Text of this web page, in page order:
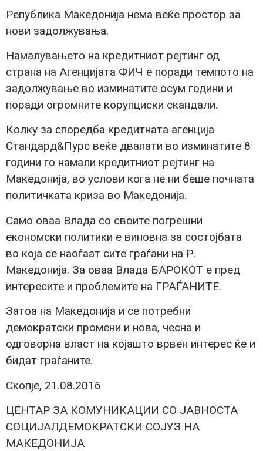
Република Македонија нема веќе простор за
нови задолжувања.
Намалувањето на кредитниот рејтинг од
страна на Агенцијата ФИЧ е поради темпото на
задолжување во изминатите осум години и
поради огромните корупциски скандали.
Колку за споредба кредитната агенција
Стандард&Пурс веќе двапати во изминатите 8
години го намали кредитниот рејтинг на
Македонија, во услови кога не ни беше почната
политичката криза во Македонија.
Само оваа Влада со своите погрешни
економски политики е виновна за состојбата
во која се наоѓаат сите граѓани на Р.
Македонија. За оваа Влада БАРОКОТ е пред
интересите и проблемите на ГРАЃАНИТЕ.
Затоа на Македонија и се потребни
демократски промени и нова, чесна и
одговорна власт на којашто врвен интерес ќе и
бидат граѓаните.
Скопје, 21.08.2016
ЦЕНТАР ЗА КОМУНИКАЦИИ СО ЈАВНОСТА
СОЦИЈАЛДЕМОКРАТСКИ СОЈУЗ НА
МАКЕДОНИЈА